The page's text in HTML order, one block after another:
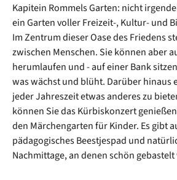
Kapitein Rommels Garten: nicht
ein Garten voller Freizeit-, Kultur- und
Im Zentrum dieser Oase des Friedens
zwischen Menschen. Sie können aber
herumlaufen und - auf einer Bank
was wächst und blüht. Darüber hinaus
jeder Jahreszeit etwas anderes zu
können Sie das Kürbiskonzert
den Märchengarten für Kinder. Es gibt
pädagogisches Beestjespad und
Nachmittage, an denen schön